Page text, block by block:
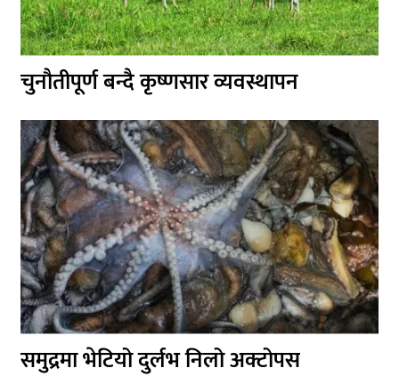
चुनौतीपूर्ण बन्दै कृष्णसार व्यवस्थापन
समुद्रमा भेटियो दुर्लभ निलो अक्टोपस